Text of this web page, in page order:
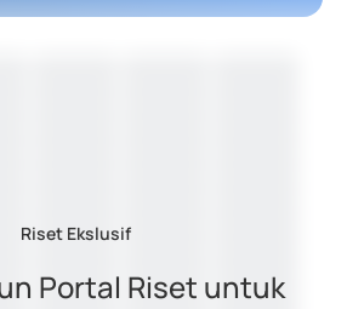
Riset Ekslusif
Portal Riset untuk